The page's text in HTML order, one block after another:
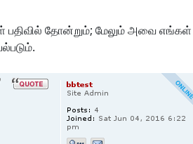
பதிவில் தோன்றும்; மேலும் அவை எங்கள்